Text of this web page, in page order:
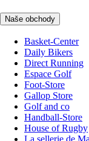
Naše obchody
Basket-Center
Daily Bikers
Direct Running
Espace Golf
Foot-Store
Gallop Store
Golf and co
Handball-Store
House of Rugby